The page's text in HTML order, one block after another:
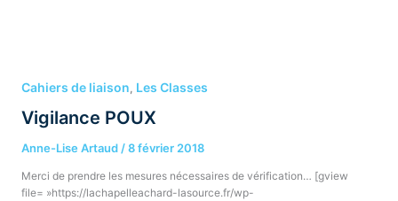
Cahiers de liaison, Les Classes
Vigilance POUX
Anne-Lise Artaud /8 février 2018
Merci de prendre les mesures nécessaires de vérification… [gview
file= »https://lachapelleachard-lasource.fr/wp-
POUX